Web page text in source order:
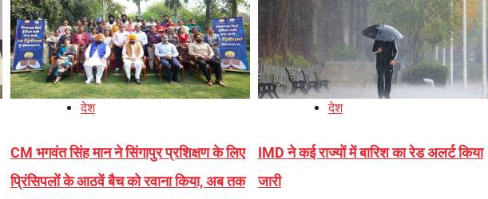
देश
CM भगवंत सिंह मान ने सिंगापुर प्रशिक्षण के लिए
प्रिंसिपलों के आठवें बैच को रवाना किया, अब तक
देश
IMD ने कई राज्यों में बारिश का रेड अलर्ट किया
जारी